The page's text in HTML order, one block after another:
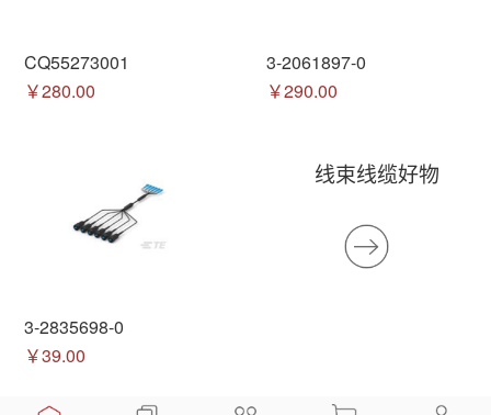
CQ55273001
￥280.00
3-2061897-0
￥290.00
3-2835698-0
￥39.00
线束线缆好物